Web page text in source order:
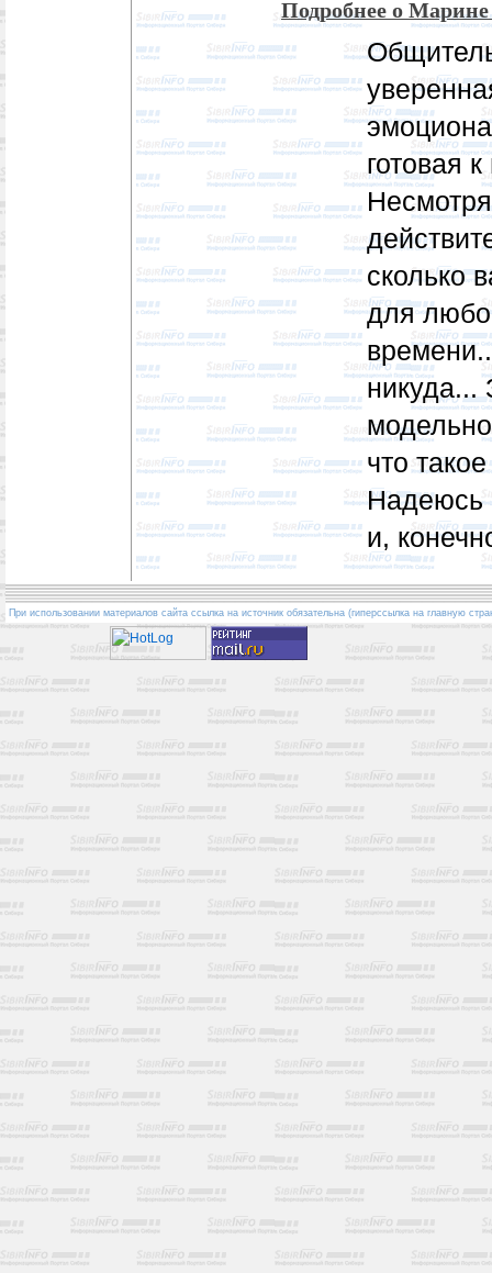
Подробнее о Марине
готовая
сколько
для
никуда...
что
Надеюсь
и,
При использовании материалов сайта ссылка на источник обязательна (гиперссылка на главную